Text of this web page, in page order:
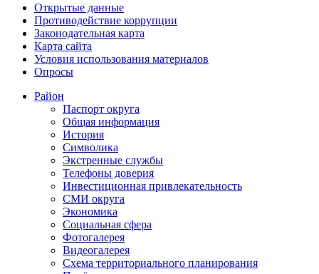
Открытые данные
Противодействие коррупции
Законодательная карта
Карта сайта
Условия использования материалов
Опросы
Район
Паспорт округа
Общая информация
История
Символика
Экстренные службы
Телефоны доверия
Инвестиционная привлекательность
СМИ округа
Экономика
Социальная сфера
Фотогалерея
Видеогалерея
Схема территориального планирования